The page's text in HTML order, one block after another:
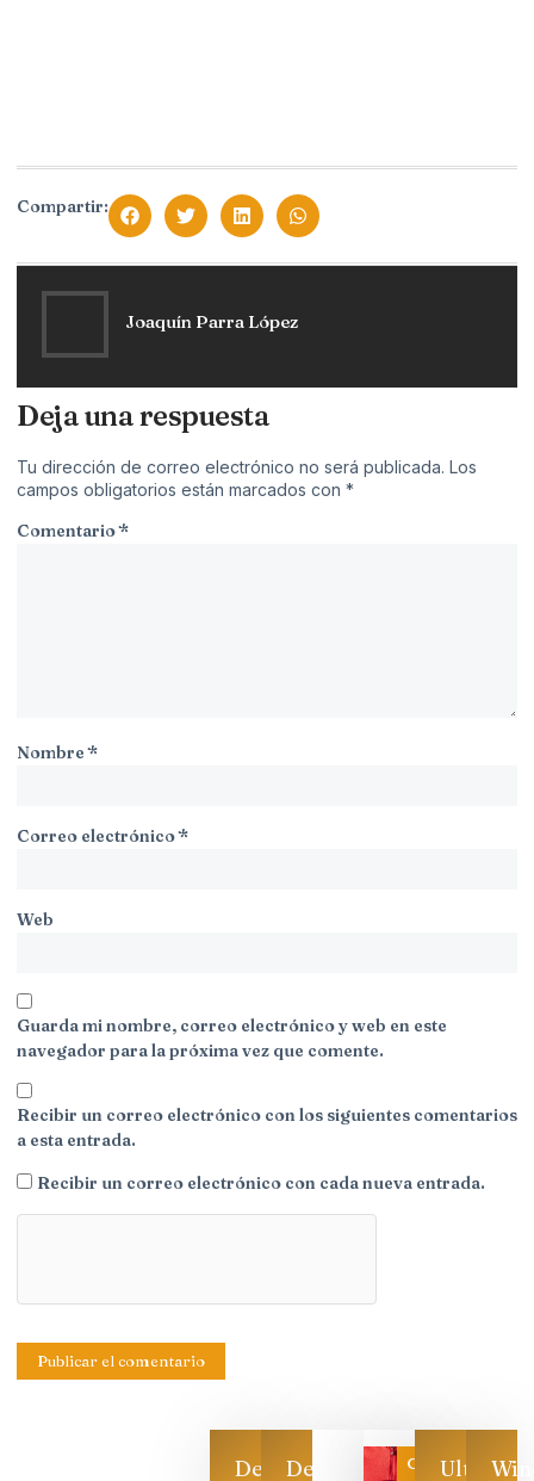
Compartir:
Joaquín Parra López
Deja una respuesta
Tu dirección de correo electrónico no será publicada. Los
campos obligatorios están marcados con *
Comentario*
Nombre*
Correo electrónico*
Web
Guarda mi nombre, correo electrónico y web en este
navegador para la próxima vez que comente.
Recibir un correo electrónico con los siguientes comentarios
a esta entrada.
Recibir un correo electrónico con cada nueva entrada.
DescargaDescarga CategoríaUltimas